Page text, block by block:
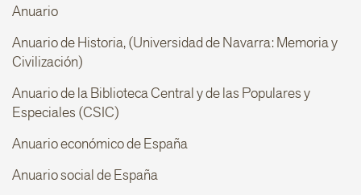
Anuario
Anuario de Historia, (Universidad de Navarra: Memoria y
Civilización)
Anuario de la Biblioteca Central y de las Populares y
Especiales (CSIC)
Anuario económico de España
Anuario social de España